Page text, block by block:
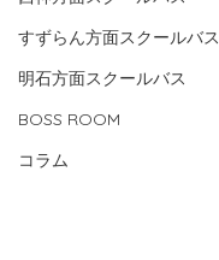
すずらん方面スクールバス
明石方面スクールバス
BOSS ROOM
コラム